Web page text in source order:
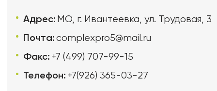
Адрес: МО, г. Ивантеевка, ул. Трудовая, 3
Почта:complexpro5@mail.ru
Факс: +7 (499) 707-99-15
Телефон: +7(926) 365-03-27